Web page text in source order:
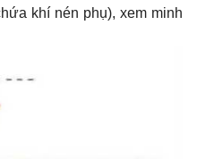
khí nén phụ), xem minh